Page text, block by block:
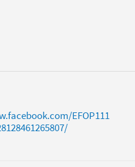
EFOP111